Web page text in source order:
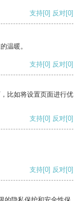
支持[0] 反对[0]
温暖。
支持[0] 反对[0]
比如将设置页面进行优
支持[0] 反对[0]
支持[0] 反对[0]